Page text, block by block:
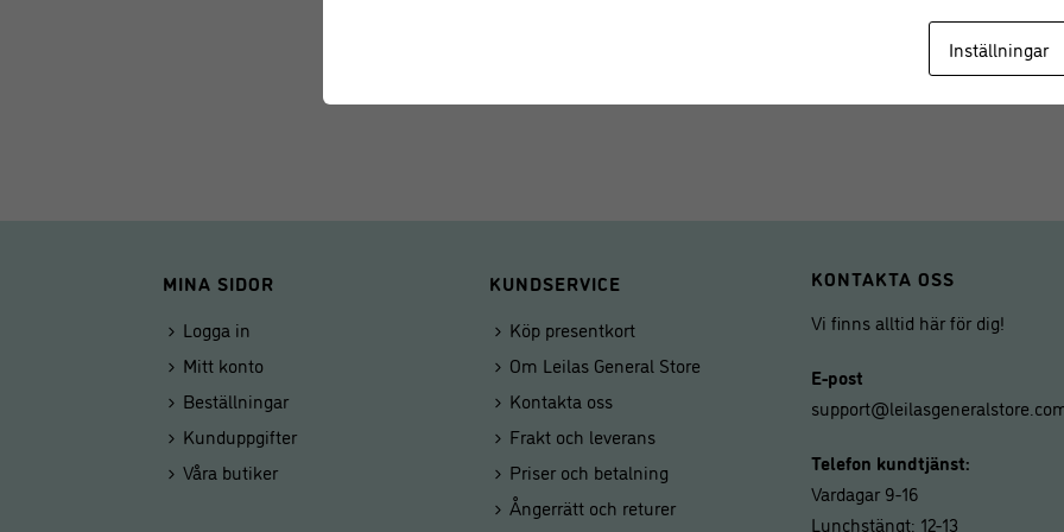
Material: Rostfritt stål
MINA SIDOR
Logga in
Mitt konto
Beställningar
Kunduppgifter
Våra butiker
KUNDSERVICE
Köp presentkort
Om Leilas General Store
Kontakta oss
Frakt och leverans
Priser och betalning
Ångerrätt och returer
KONTAKTA OSS
Vi finns alltid här för dig!
E-post
Telefon kundtjänst:
Vardagar 9-16
Lunchstängt: 12-13
Inställningar